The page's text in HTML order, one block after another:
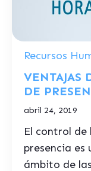
Recursos
VENTAJAS
DE
abril 24, 2019
El control
presencia es
ámbito de